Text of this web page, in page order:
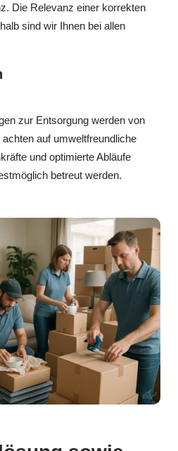
Die Relevanz einer korrekten
sind wir Ihnen bei allen
zur Entsorgung werden von
auf umweltfreundliche
und optimierte Abläufe
betreut werden.